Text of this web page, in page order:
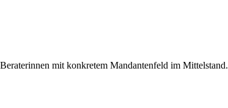
mit konkretem Mandantenfeld im Mittelstand.